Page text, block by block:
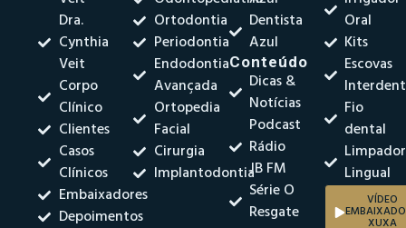
Dra.
Cynthia
Veit
Corpo
Clínico
Clientes
Casos
Clínicos
Embaixadores
Depoimentos
Ortodontia
Periodontia
Endodontia
Avançada
Ortopedia
Facial
Cirurgia
Implantodontia
Dentista
Azul
Conteúdo
Dicas &
Notícias
Podcast
Rádio
JB FM
Série O
Resgate
Oral
Kits
Escovas
Fio
dental
Limpador
Lingual
VÍDEO
XUXA